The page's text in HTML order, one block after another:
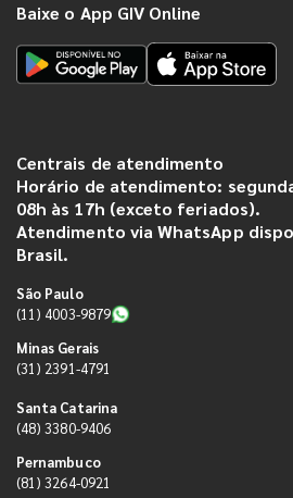
Baixe o App GIV Online
Centrais de atendimento
Horário de atendimento:
08h às 17h (exceto feriados).
Atendimento via WhatsApp
Brasil.
São Paulo
(11) 4003-9879
Minas Gerais
(31) 2391-4791
Santa Catarina
(48) 3380-9406
Pernambuco
(81) 3264-0921